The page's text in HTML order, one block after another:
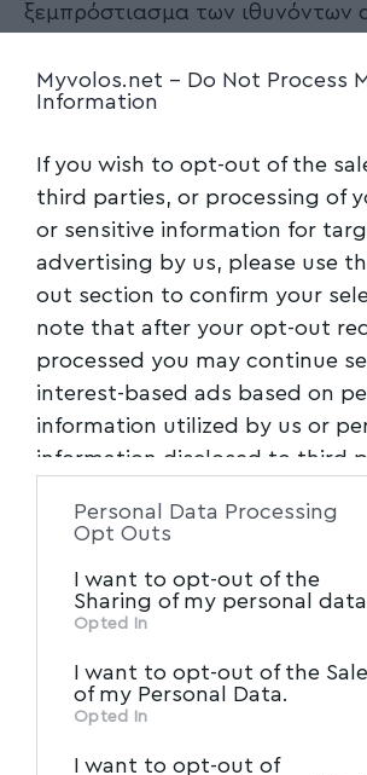
Myvolos.net - Do Not Process
Information
If you wish to opt-out of the
third parties, or processing of
or sensitive information for
advertising by us, please use
out section to confirm your
note that after your opt-out
processed you may continue
interest-based ads based on
information utilized by us or
information disclosed to third
of the further disclosure of
of downstream participants.
information may also be
Participantsthat may further
other third parties.
Personal Data Processing
Opt Outs
I want to opt-out of the
Sharing of my personal
Opted In
I want to opt-out of the Sale
of my Personal Data.
Opted In
I want to opt-out of
ξεμπρόστιασμα των ιθυνόντων
την πρώτη σύσκεψη που
Αναφέρει σχετική ανακοίνωση:
Σε συνέχεια του συνημμένου
Σώματος Επιθεωρητών Βορείου
σχετικά με την ύπαρξη
του θαλάσσιου πυθμένα του
πρωτοβουλία του Οργανισμού
συγκαλείται άμεσα συνάντηση
του ζτήματος, προκειμένου να
καλύτερος δυνατόν
και να δρομολογηθούν οι
αντιμετώπισης αυτού.
Η συνάντηση έχει
Παρασκευή 20 Ιουνίου 2025 και